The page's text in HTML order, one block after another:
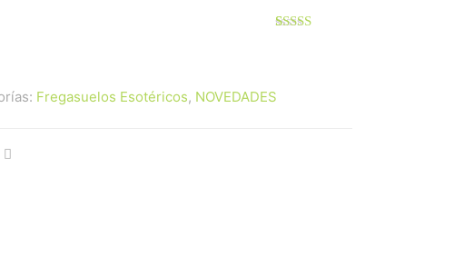
de un cliente
Fregasuelos Esotéricos, NOVEDADES